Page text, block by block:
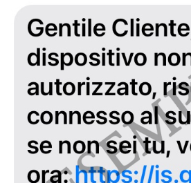
Immagine